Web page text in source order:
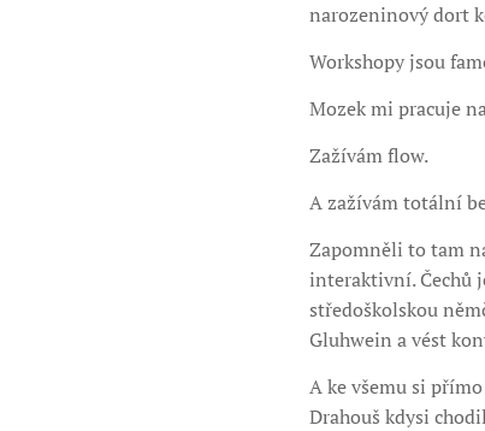
narozeninový dort
Workshopy jsou
Mozek mi pracuje
Zažívám flow.
A zažívám totální
Zapomněli to tam
interaktivní. Čechů
středoškolskou
Gluhwein a vést
A ke všemu si
Drahouš kdysi